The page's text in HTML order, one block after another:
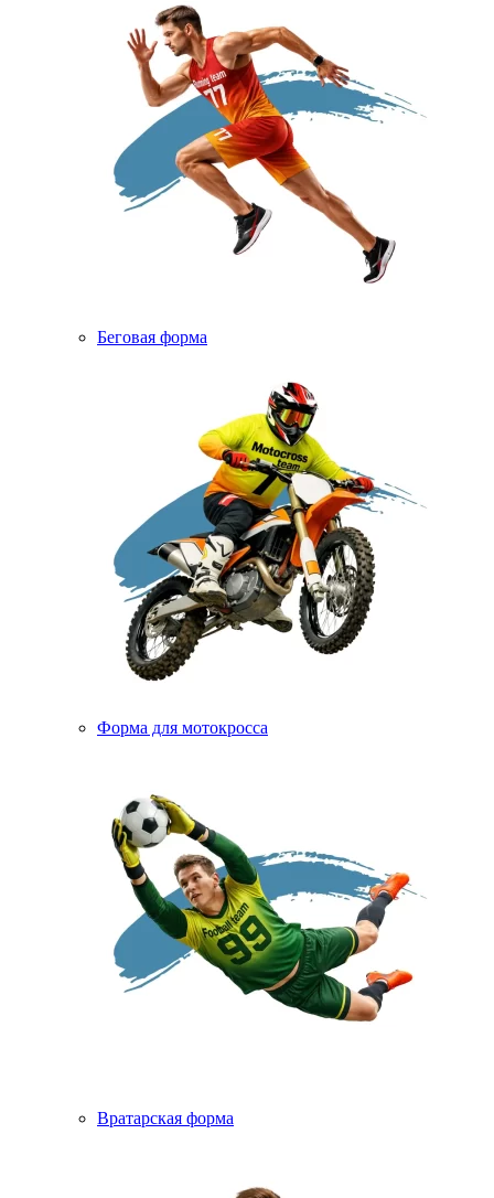
Беговая форма
Форма для мотокросса
Вратарская форма